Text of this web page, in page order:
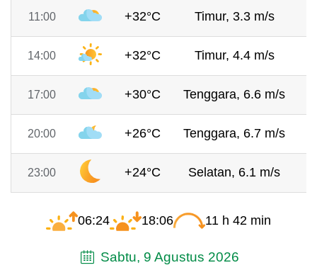
11:00 +32°C Timur, 3.3 m/s
14:00 +32°C Timur, 4.4 m/s
17:00 +30°C Tenggara, 6.6 m/s
20:00 +26°C Tenggara, 6.7 m/s
23:00 +24°C Selatan, 6.1 m/s
06:24 18:06 11 h 42 min
Sabtu, 9 Agustus 2026